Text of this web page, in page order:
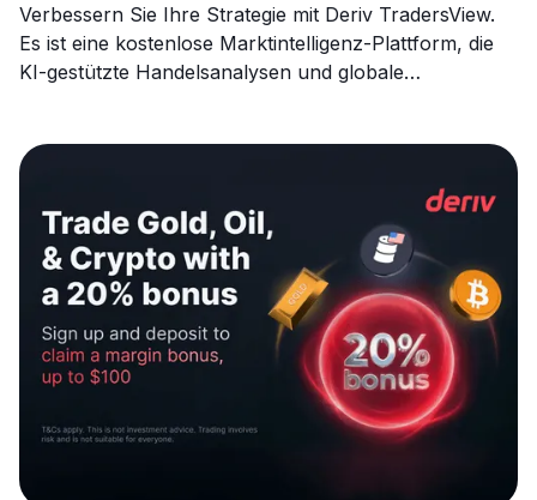
Handelsanalysen, Wirtschaftsereignisse
und Marktnachrichten zusammen
Verbessern Sie Ihre Strategie mit Deriv TradersView.
Es ist eine kostenlose Marktintelligenz-Plattform, die
KI-gestützte Handelsanalysen und globale